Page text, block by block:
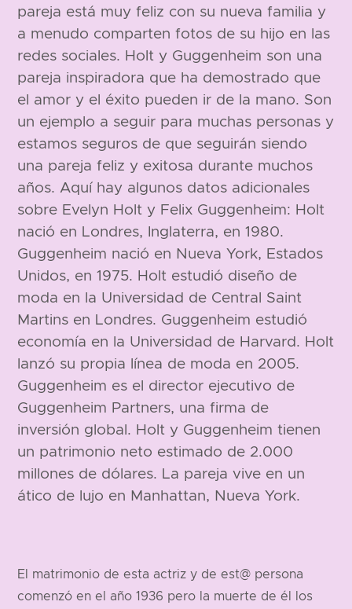
pareja está muy feliz con su nueva familia y
a menudo comparten fotos de su hijo en las
redes sociales. Holt y Guggenheim son una
pareja inspiradora que ha demostrado que
el amor y el éxito pueden ir de la mano. Son
un ejemplo a seguir para muchas personas y
estamos seguros de que seguirán siendo
una pareja feliz y exitosa durante muchos
años. Aquí hay algunos datos adicionales
sobre Evelyn Holt y Felix Guggenheim: Holt
nació en Londres, Inglaterra, en 1980.
Guggenheim nació en Nueva York, Estados
Unidos, en 1975. Holt estudió diseño de
moda en la Universidad de Central Saint
Martins en Londres. Guggenheim estudió
economía en la Universidad de Harvard. Holt
lanzó su propia línea de moda en 2005.
Guggenheim es el director ejecutivo de
Guggenheim Partners, una firma de
inversión global. Holt y Guggenheim tienen
un patrimonio neto estimado de 2.000
millones de dólares. La pareja vive en un
ático de lujo en Manhattan, Nueva York.
El matrimonio de esta actriz y de est@ persona
comenzó en el año 1936 pero la muerte de él los